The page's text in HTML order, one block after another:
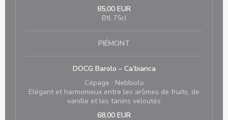
85,00 EUR
Btl 75cl
PIÉMONT
DOCG Barolo – Ca’bianca
Cépage : Nebbiolo
Elégant et harmonieux entre les arômes de fruits, de
vanille et les tanins veloutés
68,00 EUR